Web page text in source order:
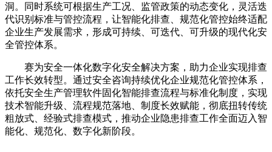
洞。同时系统可根据生产工况、监管政策的动态变化，灵活迭
代识别标准与管控流程，让智能化排查、规范化管控始终适配
企业生产发展需求，形成可持续、可迭代、可升级的现代化安
全管控体系。
赛为安全一体化数字化安全解决方案，助力企业实现排查
工作长效转型。通过安全咨询持续优化企业规范化管控体系，
依托安全生产管理软件固化智能排查流程与标准化制度，实现
技术智能升级、流程规范落地、制度长效赋能，彻底扭转传统
粗放式、经验式排查模式，推动企业隐患排查工作全面迈入智
能化、规范化、数字化新阶段。